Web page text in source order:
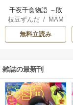
千夜千食物語 ～敗
国の姫ですが氷の
皇子殿下がどうも
溺愛してくれてい
枝豆ずんだ/ MAM
AKOTO
/ 鴉羽凛燈
無料立読み
雑誌の最新刊